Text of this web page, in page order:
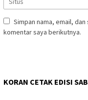
Simpan nama, email,
komentar saya berikutnya.
KORAN CETAK EDISI